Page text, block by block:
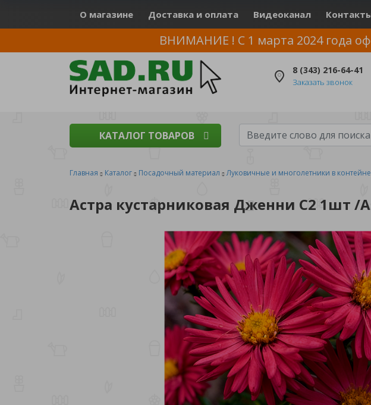
О магазине Доставка и оплата Видеоканал
ВНИМАНИЕ ! С 1 марта 2024 года
8 (343) 216-64-41
Заказать звонок
КАТАЛОГ ТОВАРОВ
Главная Каталог Посадочный материал Луковичные и многолетники в
Астра кустарниковая Дженни С2 1шт /